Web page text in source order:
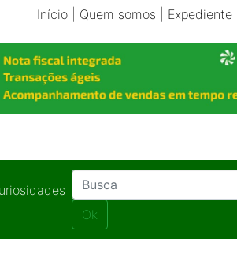
Início| Quem somos Expediente|
Ok